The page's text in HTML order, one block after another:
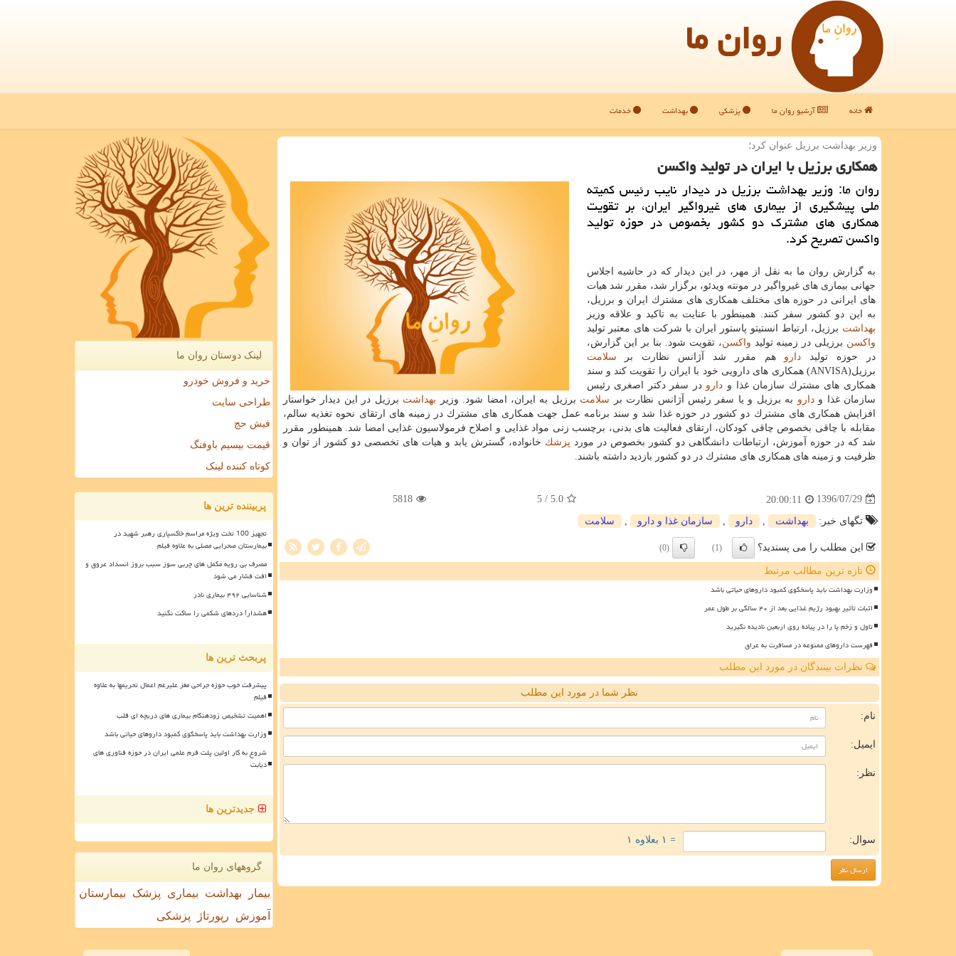
روان ما
خانه آرشیو روان ما پزشکی بهداشت خدمات
وزیر بهداشت برزیل عنوان كرد؛
همكاری برزیل با ایران در تولید واكسن
روان ما: وزیر بهداشت برزیل در دیدار نایب رئیس كمیته
ملی پیشگیری از بیماری های غیرواگیر ایران، بر تقویت
همكاری های مشترك دو كشور بخصوص در حوزه تولید
واكسن تصریح كرد.
به گزارش روان ما به نقل از مهر، در این دیدار كه در حاشیه اجلاس
جهانی بیماری های غیرواگیر در مونته ویدئو، برگزار شد، مقرر شد هیات
های ایرانی در حوزه های مختلف همكاری های مشترك ایران و برزیل،
به این دو كشور سفر كنند. همینطور با عنایت به تاكید و علاقه وزیر
بهداشت برزیل، ارتباط انستیتو پاستور ایران با شركت های معتبر تولید
واكسن برزیلی در زمینه تولید واكسن، تقویت شود. بنا بر این گزارش،
در حوزه تولید دارو هم مقرر شد آژانس نظارت بر سلامت
برزیل(ANVISA) همكاری های دارویی خود با ایران را تقویت كند و سند
همكاری های مشترك سازمان غذا و دارو در سفر دكتر اصغری رئیس
سازمان غذا ودارو به برزیل و یا سفر رئیس آژانس نظارت بر سلامت برزیل به ایران، امضا شود. وزیر بهداشت برزیل در این دیدار خواستار
افزایش همكاری های مشترك دو كشور در حوزه غذا شد و سند برنامه عمل جهت همكاری های مشترك در زمینه های ارتقای نحوه تغذیه سالم،
مقابله با چاقی بخصوص چاقی كودكان، ارتقای فعالیت های بدنی، برچسب زنی مواد غذایی و اصلاح فرمولاسیون غذایی امضا شد. همینطور مقرر
شد كه در حوزه آموزش، ارتباطات دانشگاهی دو كشور بخصوص در مورد پزشك خانواده، گسترش یابد و هیات های تخصصی دو كشور از توان و
ظرفیت و زمینه های همكاری های مشترك در دو كشور بازدید داشته باشند.
1396/07/29
20:00:11
5.0
/ 5
5818
تگهای خبر: بهداشت دارو سازمان غذا و دارو سلامت
این مطلب را می پسندید؟ (1)
(0)
تازه ترین مطالب مرتبط
وزارت بهداشت باید پاسخگوی کمبود داروهای حیاتی باشد
اثبات تأثیر بهبود رژیم غذایی بعد از ۴۰ سالگی بر طول عمر
تاول و زخم پا را در پیاده روی اربعین نادیده نگیرید
فهرست داروهای ممنوعه در مسافرت به عراق
نظرات بینندگان در مورد این مطلب
نظر شما در مورد این مطلب
نام:
ایمیل:
نظر:
سوال: = ۱ بعلاوه ۱
لینک دوستان روان ما
خرید و فروش خودرو
طراحی سایت
فیش حج
قیمت بیسیم باوفنگ
کوتاه کننده لینک
پربیننده ترین ها
تجهیز 100 تخت ویژه مراسم خاکسپاری رهبر شهید در
بیمارستان صحرایی مصلی به علاوه فیلم
مصرف بی رویه مکمل های چربی سوز سبب بروز انسداد عروق و
افت فشار می شود
شناسایی ۴۹۲ بیماری نادر
هشدار! دردهای شکمی را ساکت نکنید
پربحث ترین ها
پیشرفت خوب حوزه جراحی مغز علیرغم اعمال تحریمها به علاوه
فیلم
اهمیت تشخیص زودهنگام بیماری های دریچه ای قلب
وزارت بهداشت باید پاسخگوی کمبود داروهای حیاتی باشد
شروع به کار اولین پلت فرم علمی ایران در حوزه فناوری های
دیابت
جدیدترین ها
گروههای روان ما
بیمار بهداشت بیماری پزشک
بیمارستان
آموزش
رپورتاژ پزشکی